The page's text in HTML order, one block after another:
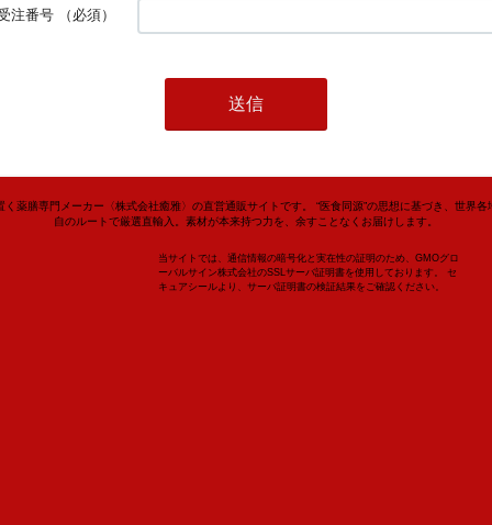
注番号 （必須）
薬膳専門メーカー〈株式会社癒雅〉の直営通販サイトです。 “医食同源”の思想に基づき、世界
自のルートで厳選直輸入。素材が本来持つ力を、余すことなくお届けします。
当サイトでは、通信情報の暗号化と実在性の証明のため、GMOグロ
ーバルサイン株式会社のSSLサーバ証明書を使用しております。 セ
キュアシールより、サーバ証明書の検証結果をご確認ください。